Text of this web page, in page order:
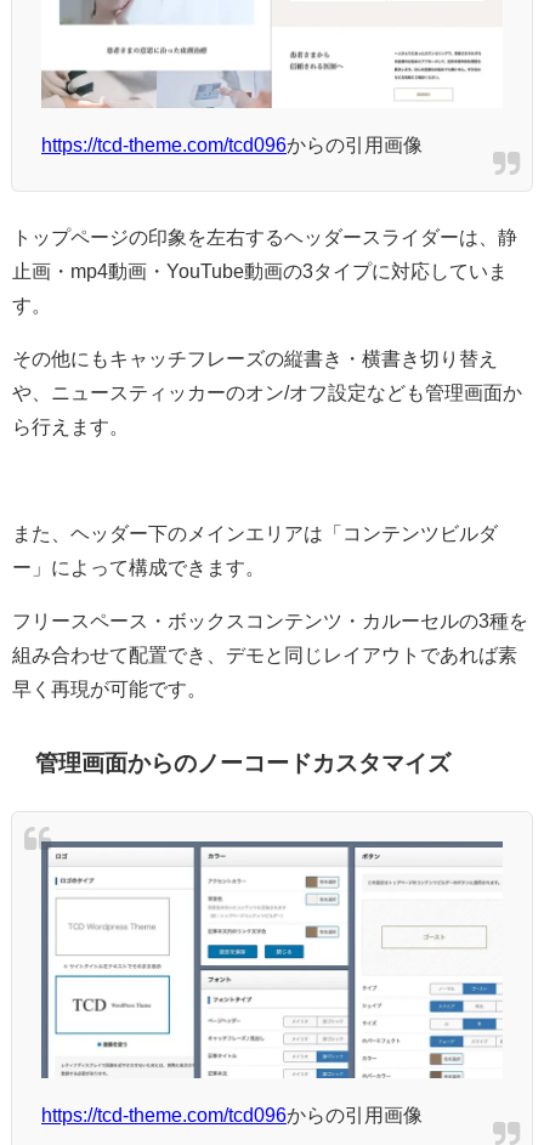
https://tcd-theme.com/tcd096からの引用画像
トップページの印象を左右するヘッダースライダーは、静
止画・mp4動画・YouTube動画の3タイプに対応していま
す。
その他にもキャッチフレーズの縦書き・横書き切り替え
や、ニュースティッカーのオン/オフ設定なども管理画面か
ら行えます。
また、ヘッダー下のメインエリアは「コンテンツビルダ
ー」によって構成できます。
フリースペース・ボックスコンテンツ・カルーセルの3種を
組み合わせて配置でき、デモと同じレイアウトであれば素
早く再現が可能です。
管理画面からのノーコードカスタマイズ
https://tcd-theme.com/tcd096からの引用画像